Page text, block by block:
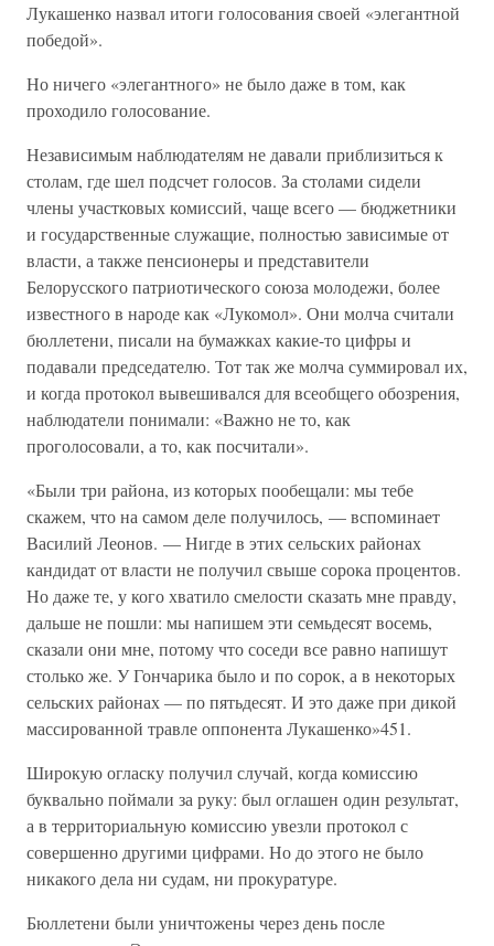
Лукашенко назвал итоги голосования своей «элегантной
победой».
Но ничего «элегантного» не было даже в том, как
проходило голосование.
Независимым наблюдателям не давали приблизиться к
столам, где шел подсчет голосов. За столами сидели
члены участковых комиссий, чаще всего — бюджетники
и государственные служащие, полностью зависимые от
власти, а также пенсионеры и представители
Белорусского патриотического союза молодежи, более
известного в народе как «Лукомол». Они молча считали
бюллетени, писали на бумажках какие-то цифры и
подавали председателю. Тот так же молча суммировал их,
и когда протокол вывешивался для всеобщего обозрения,
наблюдатели понимали: «Важно не то, как
проголосовали, а то, как посчитали».
«Были три района, из которых пообещали: мы тебе
скажем, что на самом деле получилось, — вспоминает
Василий Леонов. — Нигде в этих сельских районах
кандидат от власти не получил свыше сорока процентов.
Но даже те, у кого хватило смелости сказать мне правду,
дальше не пошли: мы напишем эти семьдесят восемь,
сказали они мне, потому что соседи все равно напишут
столько же. У Гончарика было и по сорок, а в некоторых
сельских районах — по пятьдесят. И это даже при дикой
массированной травле оппонента Лукашенко»451.
Широкую огласку получил случай, когда комиссию
буквально поймали за руку: был оглашен один результат,
а в территориальную комиссию увезли протокол с
совершенно другими цифрами. Но до этого не было
никакого дела ни судам, ни прокуратуре.
Бюллетени были уничтожены через день после